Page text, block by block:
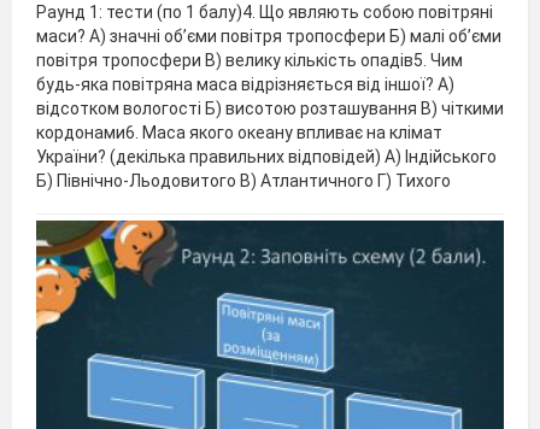
Раунд 1: тести (по 1 балу)4. Що являють собою повітряні
маси? А) значні об’єми повітря тропосфери Б) малі об’єми
повітря тропосфери В) велику кількість опадів5. Чим
будь-яка повітряна маса відрізняється від іншої? А)
відсотком вологості Б) висотою розташування В) чіткими
кордонами6. Маса якого океану впливає на клімат
України? (декілька правильних відповідей) А) Індійського
Б) Північно-Льодовитого В) Атлантичного Г) Тихого